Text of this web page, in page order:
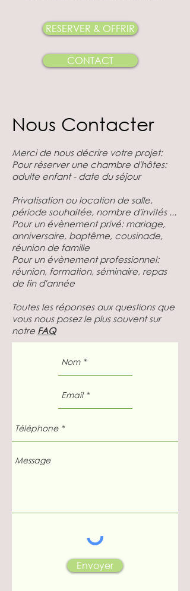
RESERVER & OFFRIR
CONTACT
Nous Contacter
Merci de nous décrire votre projet:
Pour réserver une chambre d'hôtes:
adulte enfant - date du séjour
Privatisation ou location de salle,
période souhaitée, nombre d'invités ...
Pour un évènement privé: mariage,
anniversaire, baptême, cousinade,
réunion de famille
Pour un évènement professionnel:
réunion, formation, séminaire, repas
de fin d'année
Toutes les réponses aux questions que
vous nous posez le plus souvent sur
notre FAQ
Envoyer